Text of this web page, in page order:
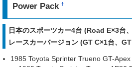
Power Pack†
日本のスポーツカー4台 (Road E×3台
レースカーバージョン (GT C×1台、
1985 Toyota Sprinter Trueno GT-Apex